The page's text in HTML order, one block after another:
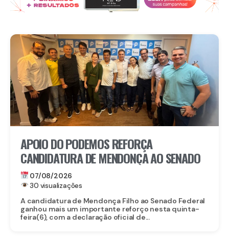
APOIO DO PODEMOS REFORÇA
CANDIDATURA DE MENDONÇA AO SENADO
07/08/2026
30 visualizações
A candidatura de Mendonça Filho ao Senado Federal
ganhou mais um importante reforço nesta quinta-
feira(6), com a declaração oficial de...